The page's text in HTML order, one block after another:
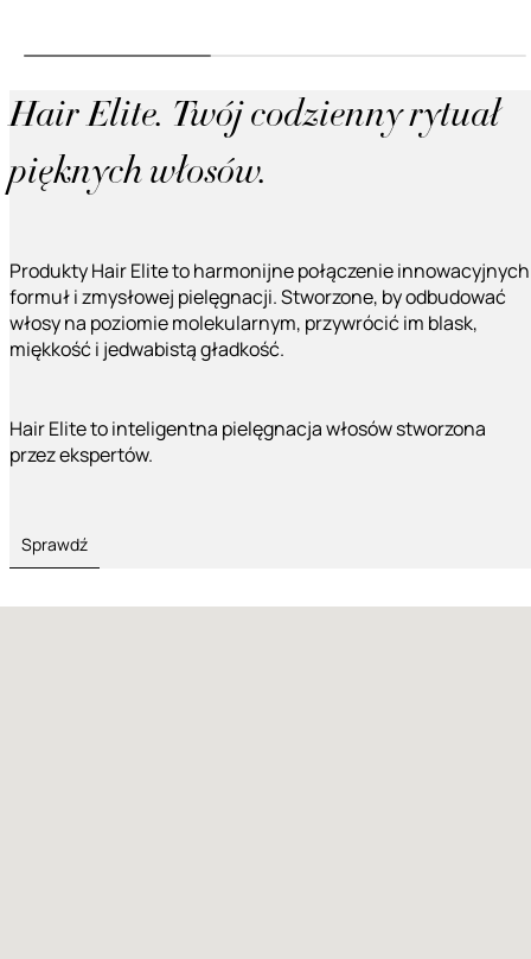
Hair Elite. Twój codzienny rytuał
pięknych włosów.
Produkty Hair Elite to harmonijne połączenie innowacyjnych
formuł i zmysłowej pielęgnacji. Stworzone, by odbudować
włosy na poziomie molekularnym, przywrócić im blask,
miękkość i jedwabistą gładkość.
Hair Elite to inteligentna pielęgnacja włosów stworzona
przez ekspertów.
Sprawdź